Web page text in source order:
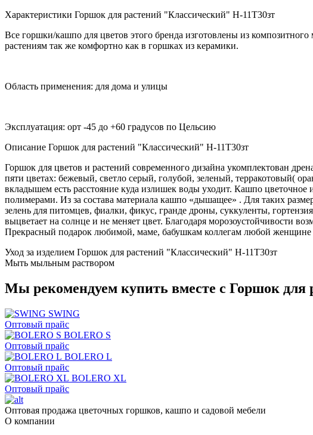
Характеристики Горшок для растений "Классический" H-11T30зт
Все горшки/кашпо для цветов этого бренда изготовлены из
растениям так же комфортно как в горшках из керамики.
Область применения: для дома и улицы
Эксплуатация: орт -45 до +60 градусов по Цельсию
Описание Горшок для растений "Классический" H-11T30зт
Горшок для цветов и растений современного дизайна укомплектован
пяти цветах: бежевый, светло серый, голубой, зеленый, терракотовый(
вкладышем есть расстояние куда излишек воды уходит. Кашпо цветочное
полимерами. Из за состава материала кашпо «дышащее» . Для таких
зелень для питомцев, фиалки, фикус, гранде дроны, суккуленты,
выцветает на солнце и не меняет цвет. Благодаря морозоустойчивости
Прекрасный подарок любимой, маме, бабушкам коллегам любой женщине
Уход за изделием Горшок для растений "Классический" H-11T30зт
Мыть мыльным раствором
Мы рекомендуем купить вместе с Горшок для
SWING
Оптовый прайс
BOLERO S
Оптовый прайс
BOLERO L
Оптовый прайс
BOLERO XL
Оптовый прайс
Оптовая продажа цветочных горшков, кашпо и садовой мебели
О компании